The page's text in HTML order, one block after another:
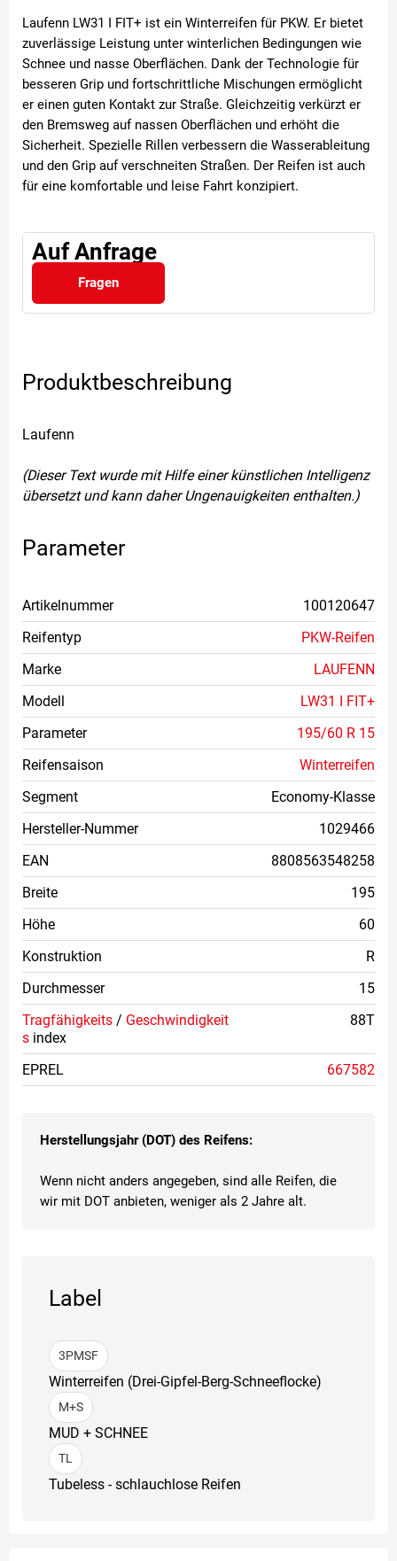
Laufenn LW31 I FIT+ ist ein Winterreifen für PKW. Er bietet
zuverlässige Leistung unter winterlichen Bedingungen wie
Schnee und nasse Oberflächen. Dank der Technologie für
besseren Grip und fortschrittliche Mischungen ermöglicht
er einen guten Kontakt zur Straße. Gleichzeitig verkürzt er
den Bremsweg auf nassen Oberflächen und erhöht die
Sicherheit. Spezielle Rillen verbessern die Wasserableitung
und den Grip auf verschneiten Straßen. Der Reifen ist auch
für eine komfortable und leise Fahrt konzipiert.
Auf Anfrage
Fragen
Produktbeschreibung
Laufenn
(Dieser Text wurde mit Hilfe einer künstlichen Intelligenz
übersetzt und kann daher Ungenauigkeiten enthalten.)
Herstellungsjahr (DOT) des Reifens:
Wenn nicht anders angegeben, sind alle Reifen, die
wir mit DOT anbieten, weniger als 2 Jahre alt.
Label
3PMSF
Winterreifen (Drei-Gipfel-Berg-Schneeflocke)
M+S
MUD + SCHNEE
TL
Tubeless - schlauchlose Reifen
Parameter
Artikelnummer
100120647
Reifentyp
PKW-Reifen
Marke
LAUFENN
Modell
LW31 I FIT+
Parameter
195/60 R 15
Reifensaison
Winterreifen
Segment
Economy-Klasse
Hersteller-Nummer
1029466
EAN
8808563548258
Breite
195
Höhe
60
Konstruktion
R
Durchmesser
15
Tragfähigkeits / Geschwindigkeit
s index
88T
EPREL 667582